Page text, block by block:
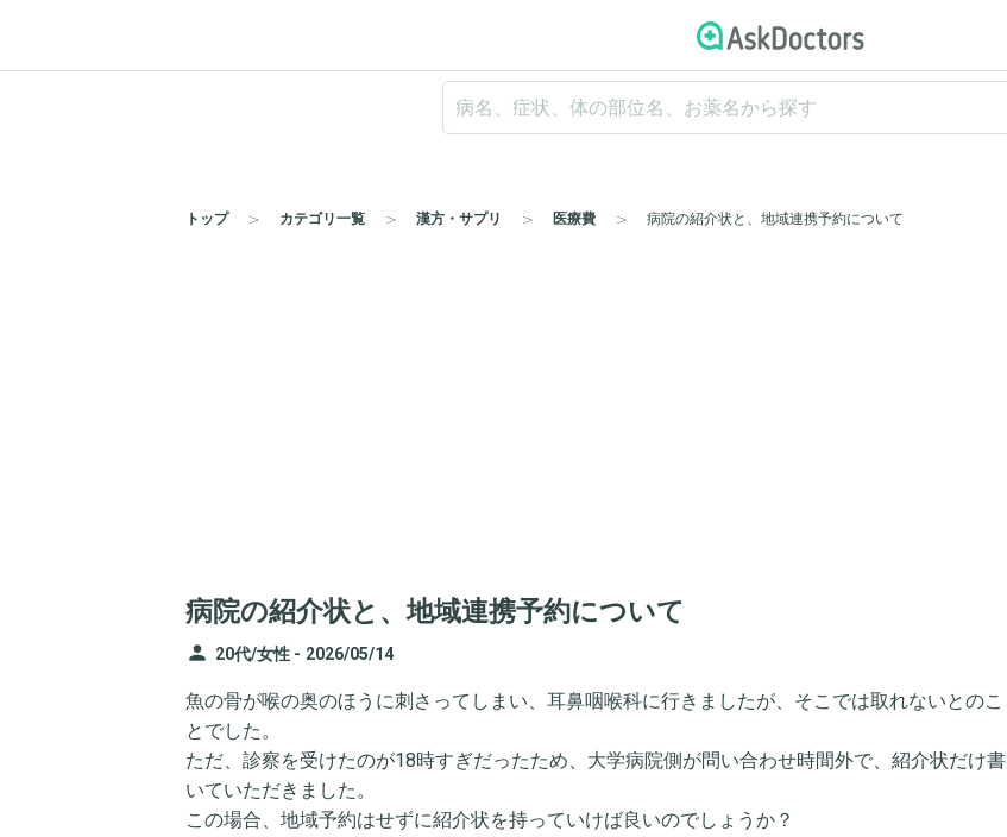
トップ カテゴリ一覧 漢方・サプリ 医療費 病院の紹介状と、地域連携予約について
病院の紹介状と、地域連携予約について
person 20代/女性 - 2026/05/14
魚の骨が喉の奥のほうに刺さってしまい、耳鼻咽喉科に行きましたが、そこでは取れないとのこ
とでした。
ただ、診察を受けたのが18時すぎだったため、大学病院側が問い合わせ時間外で、紹介状だけ書
いていただきました。
この場合、地域予約はせずに紹介状を持っていけば良いのでしょうか？